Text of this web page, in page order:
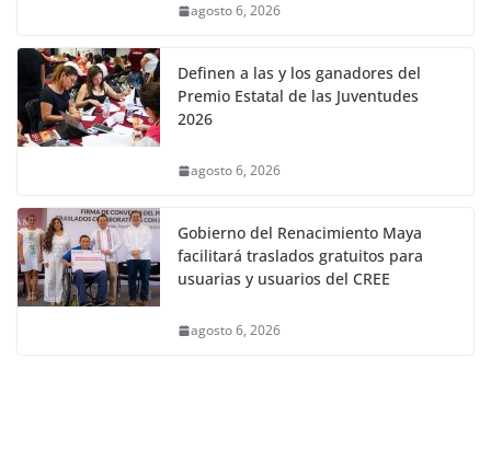
agosto 6, 2026
Definen a las y los ganadores del
Premio Estatal de las Juventudes
2026
agosto 6, 2026
Gobierno del Renacimiento Maya
facilitará traslados gratuitos para
usuarias y usuarios del CREE
agosto 6, 2026